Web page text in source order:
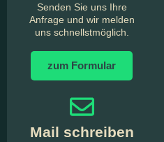
Senden Sie uns Ihre
Anfrage und wir melden
uns schnellstmöglich.
zum Formular
Mail schreiben